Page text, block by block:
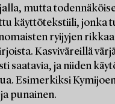
mutta
käyttötekstiili, jonka
ryijyjen
Kasviväreillä
saatavia, ja niiden
Esimerkiksi
punainen.